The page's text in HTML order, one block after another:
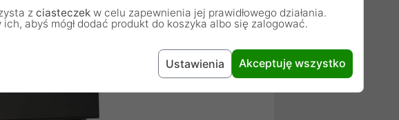
z ciasteczek w celu zapewnienia jej prawidłowego działania.
ich, abyś mógł dodać produkt do koszyka albo się zalogować.
Ustawienia Akceptuję wszystko